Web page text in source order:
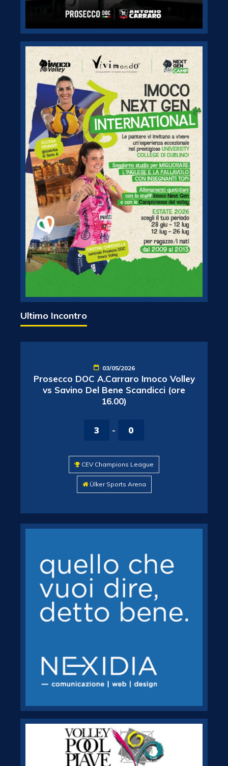
Ultimo Incontro
03/05/2026
Prosecco DOC A.Carraro Imoco Volley
vs Savino Del Bene Scandicci (ore
16.00)
3 - 0
CEV Champions League
Ülker Sports Arena